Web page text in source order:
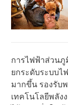
การไฟฟ้าส่วนภู
ยกระดับระบบ
มากขึ้น รองรับ
เทคโนโลยีพลัง